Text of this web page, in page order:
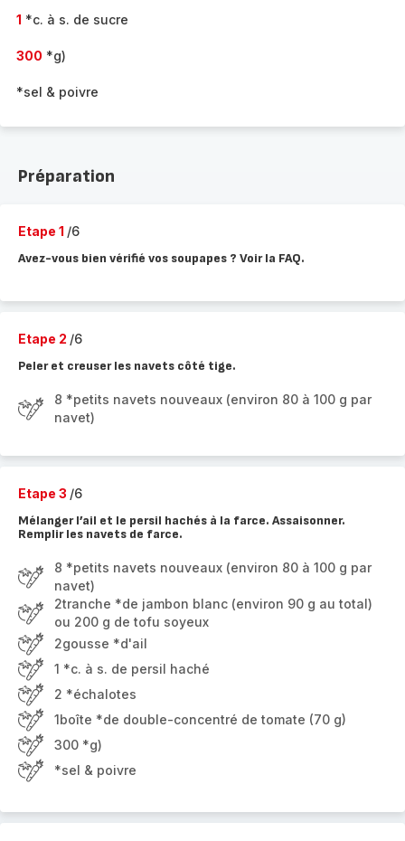
1 *c. à s. de sucre
300 *g)
*sel & poivre
Préparation
Etape 1 /6
Avez-vous bien vérifié vos soupapes ? Voir la FAQ.
Etape 2 /6
Peler et creuser les navets côté tige.
8 *petits navets nouveaux (environ 80 à 100 g par
navet)
Etape 3 /6
Mélanger l’ail et le persil hachés à la farce. Assaisonner.
Remplir les navets de farce.
8 *petits navets nouveaux (environ 80 à 100 g par
navet)
2tranche *de jambon blanc (environ 90 g au total)
ou 200 g de tofu soyeux
2gousse *d'ail
1 *c. à s. de persil haché
2 *échalotes
1boîte *de double-concentré de tomate (70 g)
300 *g)
*sel & poivre